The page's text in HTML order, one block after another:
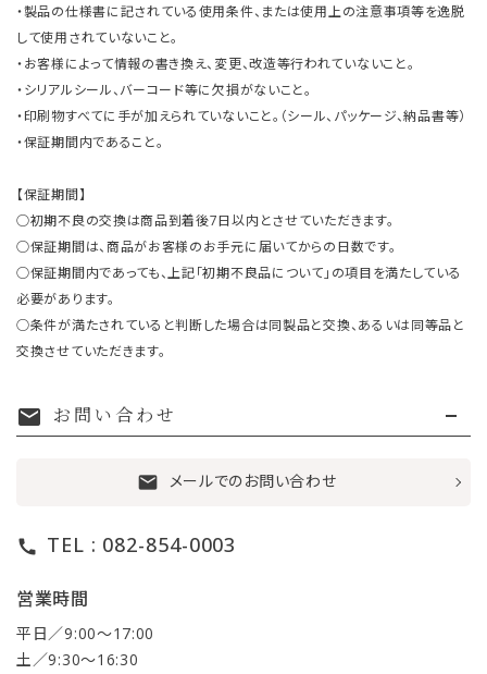
・製品の仕様書に記されている使用条件、または使用上の注意事項等を逸脱
して使用されていないこと。
・お客様によって情報の書き換え、変更、改造等行われていないこと。
・シリアルシール、バーコード等に欠損がないこと。
・印刷物すべてに手が加えられていないこと。（シール、パッケージ、納品書等）
・保証期間内であること。
【保証期間】
○初期不良の交換は商品到着後7日以内とさせていただきます。
○保証期間は、商品がお客様のお手元に届いてからの日数です。
○保証期間内であっても、上記「初期不良品について」の項目を満たしている
必要があります。
○条件が満たされていると判断した場合は同製品と交換、あるいは同等品と
交換させていただきます。
mail お問い合わせ
mail メールでのお問い合わせ
call TEL : 082-854-0003
営業時間
平日／9:00〜17:00
土／9:30〜16:30